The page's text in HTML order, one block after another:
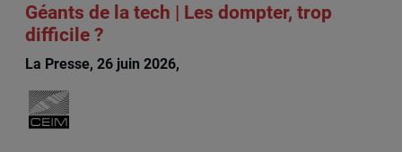
Géants de la tech | Les dompter, trop
difficile ?
La Presse, 26 juin 2026,